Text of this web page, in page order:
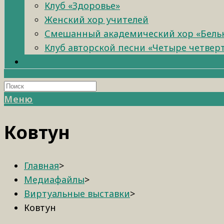
Клуб «Здоровье»
Женский хор учителей
Смешанный академический хор
Клуб авторской песни «Четыре
Меню
Ковтун
Главная>
Медиафайлы>
Виртуальные выставки>
Ковтун